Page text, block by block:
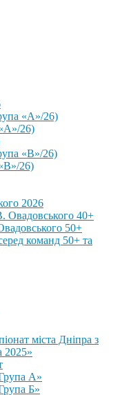
«А»/26)
26)
«В»/26)
26)
2026
Овадовського 40+
50+
команд 50+ та
міста Дніпра з
2025»
А»
Б»